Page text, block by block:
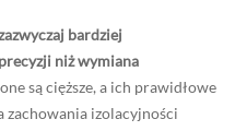
bardziej
niż wymiana
są cięższe, a ich prawidłowe
zachowania izolacyjności